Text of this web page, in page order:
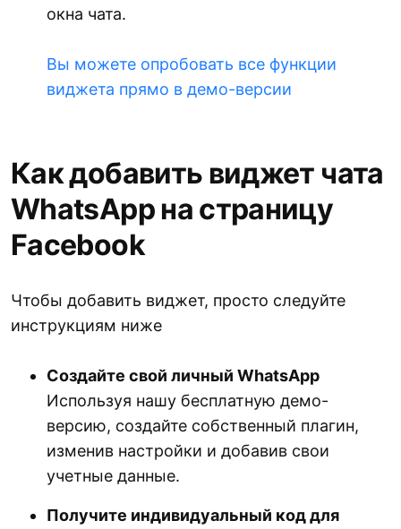
окна чата.
Вы можете опробовать все функции
виджета прямо в демо-версии
Как добавить виджет чата
WhatsApp на страницу
Facebook
Чтобы добавить виджет, просто следуйте
инструкциям ниже
Создайте свой личный WhatsApp
Используя нашу бесплатную демо-
версию, создайте собственный плагин,
изменив настройки и добавив свои
учетные данные.
Получите индивидуальный код для